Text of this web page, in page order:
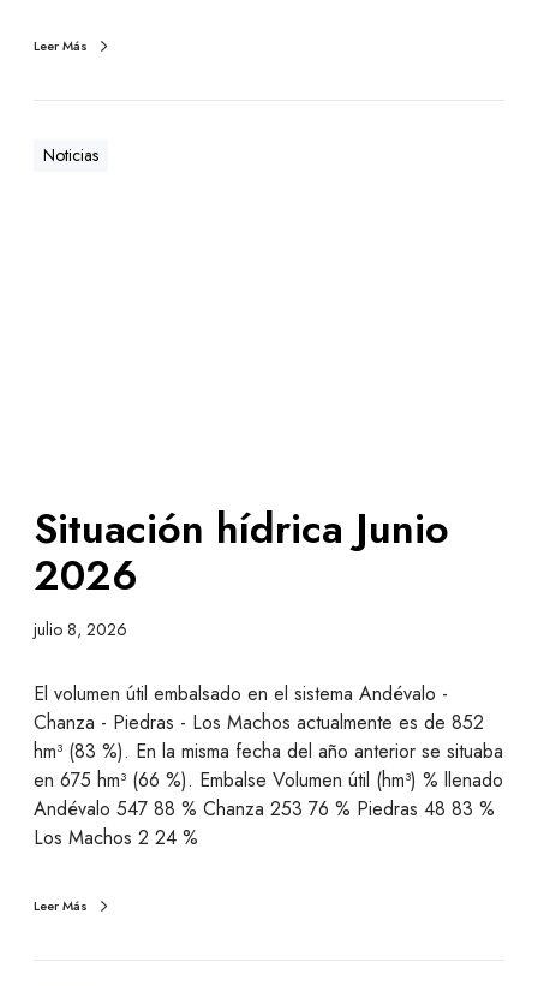
Leer Más
Noticias
Situación hídrica Junio
2026
julio 8, 2026
El volumen útil embalsado en el sistema Andévalo -
Chanza - Piedras - Los Machos actualmente es de 852
hm³ (83 %). En la misma fecha del año anterior se situaba
en 675 hm³ (66 %). Embalse Volumen útil (hm³) % llenado
Andévalo 547 88 % Chanza 253 76 % Piedras 48 83 %
Los Machos 2 24 %
Leer Más